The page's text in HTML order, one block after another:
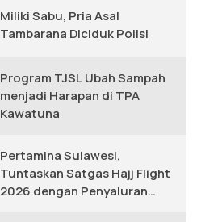
Miliki Sabu, Pria Asal
Tambarana Diciduk Polisi
Program TJSL Ubah Sampah
menjadi Harapan di TPA
Kawatuna
Pertamina Sulawesi,
Tuntaskan Satgas Hajj Flight
2026 dengan Penyaluran